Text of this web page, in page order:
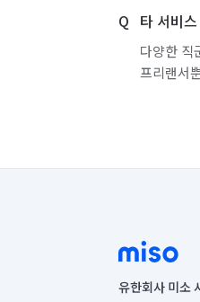
타 서비
다양한 직
프리랜서
유한회사 미소